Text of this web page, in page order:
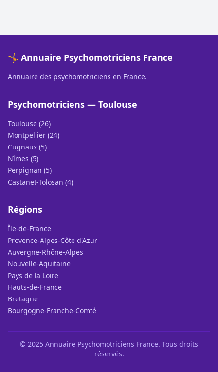
🤸 Annuaire Psychomotriciens France
Annuaire des psychomotriciens en France.
Psychomotriciens — Toulouse
Toulouse (26)
Montpellier (24)
Cugnaux (5)
Nîmes (5)
Perpignan (5)
Castanet-Tolosan (4)
Régions
Île-de-France
Provence-Alpes-Côte d'Azur
Auvergne-Rhône-Alpes
Nouvelle-Aquitaine
Pays de la Loire
Hauts-de-France
Bretagne
Bourgogne-Franche-Comté
© 2025 Annuaire Psychomotriciens France. Tous droits
réservés.